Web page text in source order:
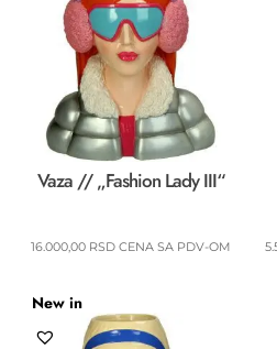
Vaza // „Fashion Lady III“
16.000,00 RSD CENA SA PDV-OM
New in